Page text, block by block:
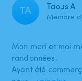
TA Taous A
Membre
Mon mari et moi
randonnées.
Ayant été